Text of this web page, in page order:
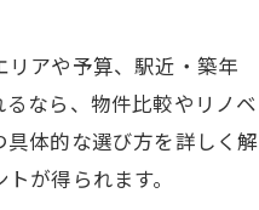
アや予算、駅近・築年
なら、物件比較やリノベ
体的な選び方を詳しく解
が得られます。